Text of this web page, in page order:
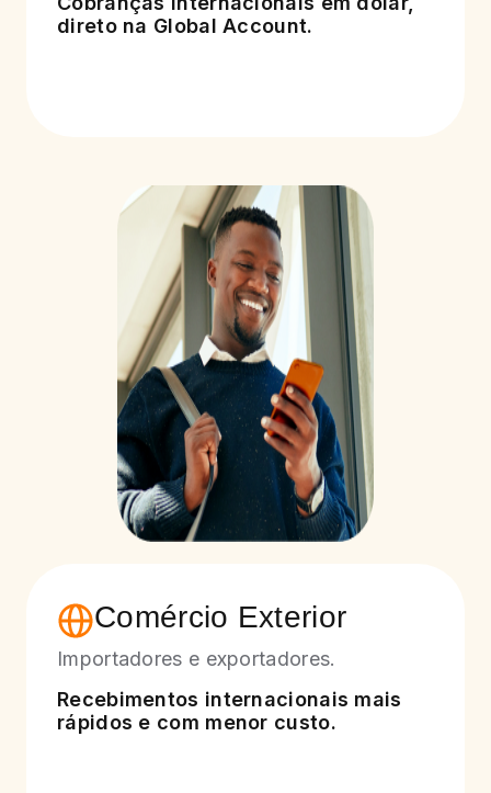
direto na Global Account.
Comércio Exterior
Importadores e exportadores.
Recebimentos internacionais mais
rápidos e com menor custo.